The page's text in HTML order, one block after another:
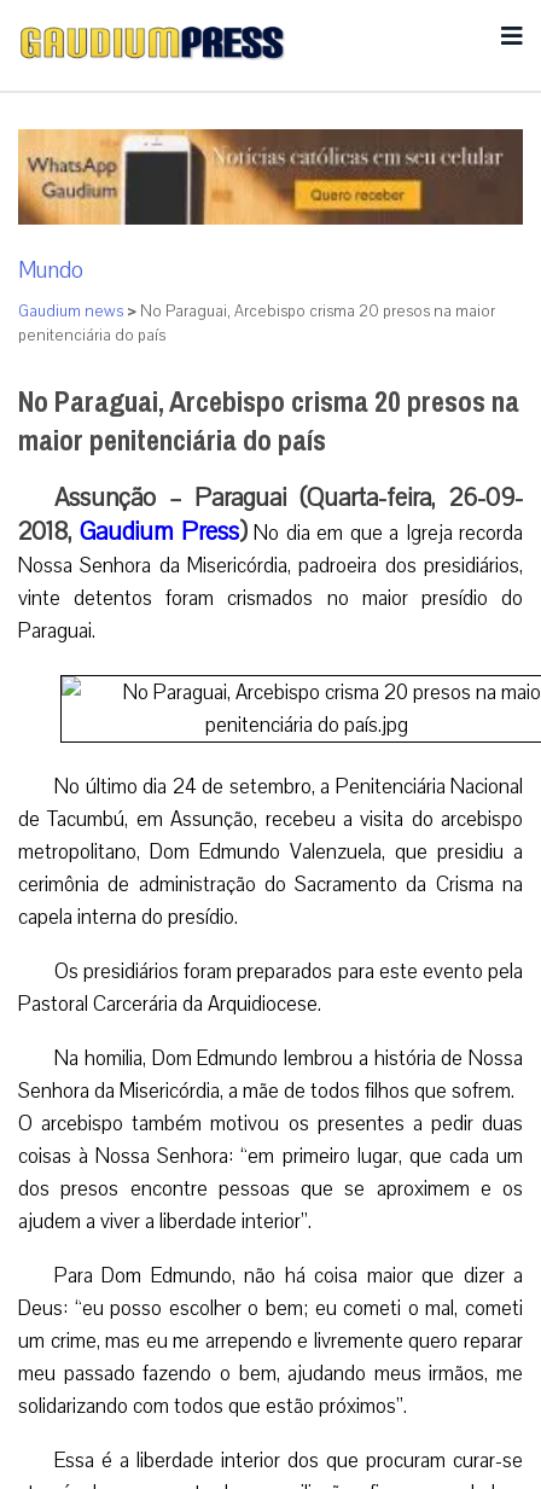
Mundo
Gaudium news > No Paraguai, Arcebispo crisma 20 presos na maior
penitenciária do país
No Paraguai, Arcebispo crisma 20 presos na
maior penitenciária do país
Assunção – Paraguai (Quarta-feira, 26-09-
2018,Gaudium Press)No dia em que a Igreja recorda
Nossa Senhora da Misericórdia, padroeira dos presidiários,
vinte detentos foram crismados no maior presídio do
Paraguai.
No último dia 24 de setembro, a Penitenciária Nacional
de Tacumbú, em Assunção, recebeu a visita do arcebispo
metropolitano, Dom Edmundo Valenzuela, que presidiu a
cerimônia de administração do Sacramento da Crisma na
capela interna do presídio.
Os presidiários foram preparados para este evento pela
Pastoral Carcerária da Arquidiocese.
Na homilia, Dom Edmundo lembrou a história de Nossa
Senhora da Misericórdia, a mãe de todos filhos que sofrem.
O arcebispo também motivou os presentes a pedir duas
coisas à Nossa Senhora: “em primeiro lugar, que cada um
dos presos encontre pessoas que se aproximem e os
ajudem a viver a liberdade interior”.
Para Dom Edmundo, não há coisa maior que dizer a
Deus: “eu posso escolher o bem; eu cometi o mal, cometi
um crime, mas eu me arrependo e livremente quero reparar
meu passado fazendo o bem, ajudando meus irmãos, me
solidarizando com todos que estão próximos”.
Essa é a liberdade interior dos que procuram curar-se